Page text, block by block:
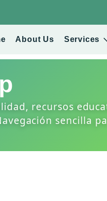
About Us Services
recursos
sencilla